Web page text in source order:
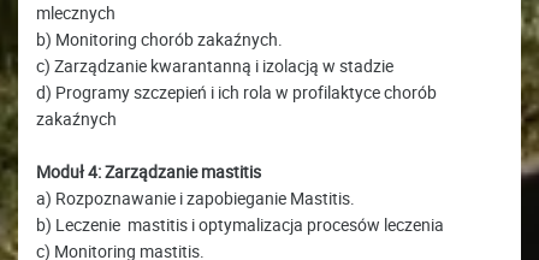
mlecznych
b) Monitoring chorób zakaźnych.
c) Zarządzanie kwarantanną i izolacją w stadzie
d) Programy szczepień i ich rola w profilaktyce chorób
zakaźnych
Moduł 4: Zarządzanie mastitis
a) Rozpoznawanie i zapobieganie Mastitis.
b) Leczenie mastitis i optymalizacja procesów leczenia
c) Monitoring mastitis.